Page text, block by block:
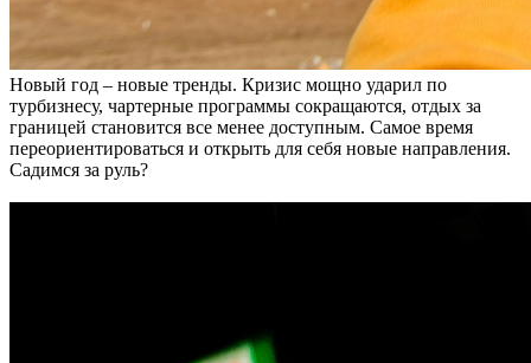
Новый год – новые тренды. Кризис мощно ударил по
турбизнесу, чартерные программы сокращаются, отдых за
границей становится все менее доступным. Самое время
переориентироваться и открыть для себя новые направления.
Садимся за руль?